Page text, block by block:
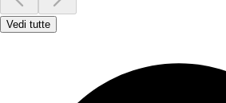
Vedi tutte